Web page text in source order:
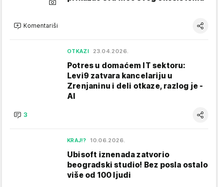
Komentariši
OTKAZI 23.04.2026.
Potres u domaćem IT sektoru:
Levi9 zatvara kancelariju u
Zrenjaninu i deli otkaze, razlog je -
AI
3
KRAJ!? 10.06.2026.
Ubisoft iznenada zatvorio
beogradski studio! Bez posla ostalo
više od 100 ljudi